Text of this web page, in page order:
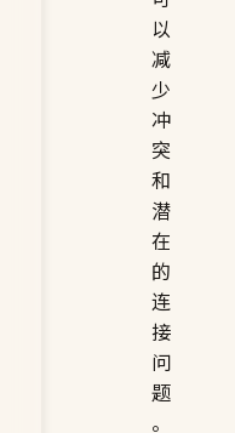
以
减
少
冲
突
和
潜
在
的
连
接
问
题
。